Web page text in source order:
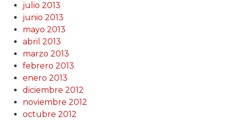
julio 2013
junio 2013
mayo 2013
abril 2013
marzo 2013
febrero 2013
enero 2013
diciembre 2012
noviembre 2012
octubre 2012